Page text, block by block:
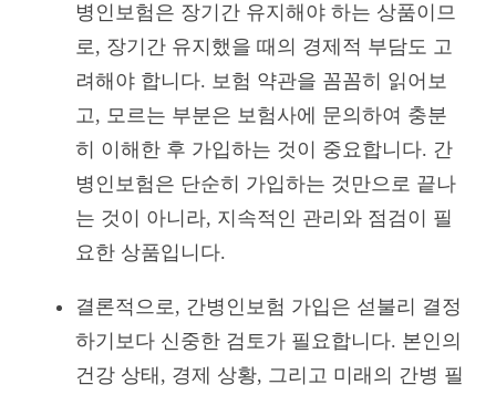
병인보험은 장기간 유지해야 하는 상품이므
로, 장기간 유지했을 때의 경제적 부담도 고
려해야 합니다. 보험 약관을 꼼꼼히 읽어보
고, 모르는 부분은 보험사에 문의하여 충분
히 이해한 후 가입하는 것이 중요합니다. 간
병인보험은 단순히 가입하는 것만으로 끝나
는 것이 아니라, 지속적인 관리와 점검이 필
요한 상품입니다.
결론적으로, 간병인보험 가입은 섣불리 결정
하기보다 신중한 검토가 필요합니다. 본인의
건강 상태, 경제 상황, 그리고 미래의 간병 필